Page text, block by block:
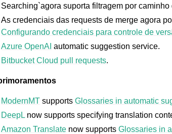
Searching`agora suporta filtragem por
As credenciais das requests de merge agora
Configurando credenciais para controle de
Azure OpenAI automatic suggestion service.
Bitbucket Cloud pull requests.
ModernMT supportsGlossaries in automatic
DeepL now supports specifying translation
Amazon Translate now supportsGlossaries in